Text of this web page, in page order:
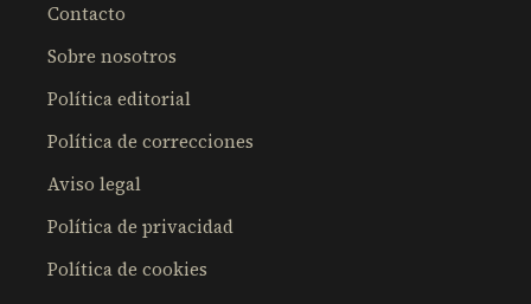
Contacto
Sobre nosotros
Política editorial
Política de correcciones
Aviso legal
Política de privacidad
Política de cookies